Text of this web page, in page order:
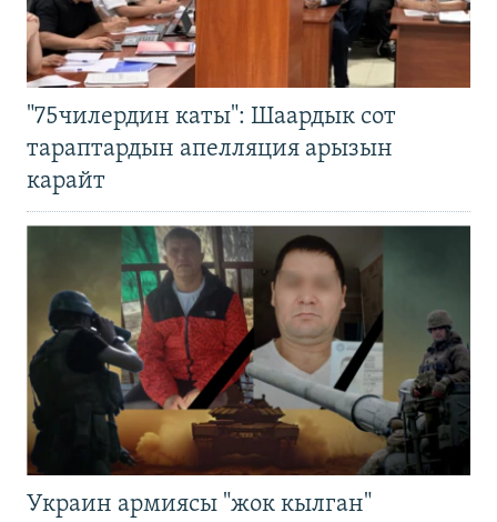
"75чилердин каты": Шаардык сот
тараптардын апелляция арызын
карайт
Украин армиясы "жок кылган"